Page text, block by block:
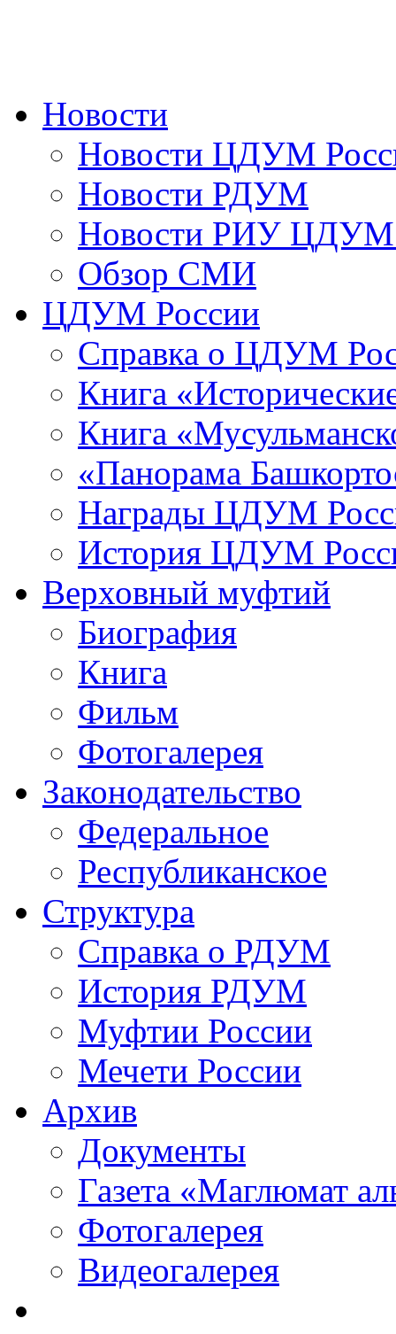
Новости
Новости ЦДУМ
Новости РДУМ
Новости РИУ ЦДУМ
Обзор СМИ
ЦДУМ России
Справка о ЦДУМ
Книга
Книга
«Панорама
Награды ЦДУМ
История ЦДУМ
Верховный муфтий
Биография
Книга
Фильм
Фотогалерея
Законодательство
Федеральное
Республиканское
Структура
Справка о РДУМ
История РДУМ
Муфтии России
Мечети России
Архив
Документы
Газета «Маглюмат
Фотогалерея
Видеогалерея